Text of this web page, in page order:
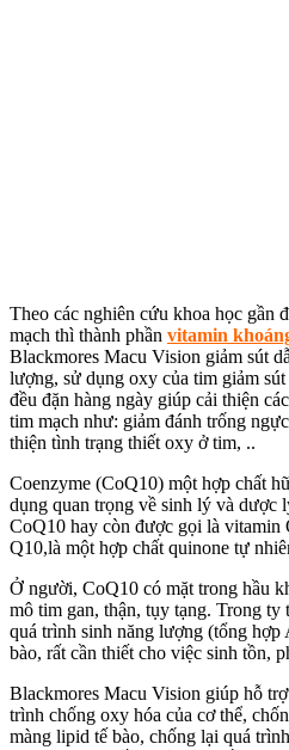
Theo các nghiên cứu khoa học gần
mạch thì thành phần vitamin
Blackmores Macu Vision giảm sút
lượng, sử dụng oxy của tim giảm
đều đặn hàng ngày giúp cải thiện
tim mạch như: giảm đánh trống
thiện tình trạng thiết oxy ở tim, ..
Coenzyme (CoQ10) một hợp chất
dụng quan trọng về sinh lý và dược
CoQ10 hay còn được gọi là vitamin
Q10,là một hợp chất quinone tự
Ở người, CoQ10 có mặt trong hầu
mô tim gan, thận, tụy tạng. Trong ty
quá trình sinh năng lượng (tổng hợp
bào, rất cần thiết cho việc sinh tồn,
Blackmores Macu Vision giúp hỗ
trình chống oxy hóa của cơ thể,
màng lipid tế bào, chống lại quá